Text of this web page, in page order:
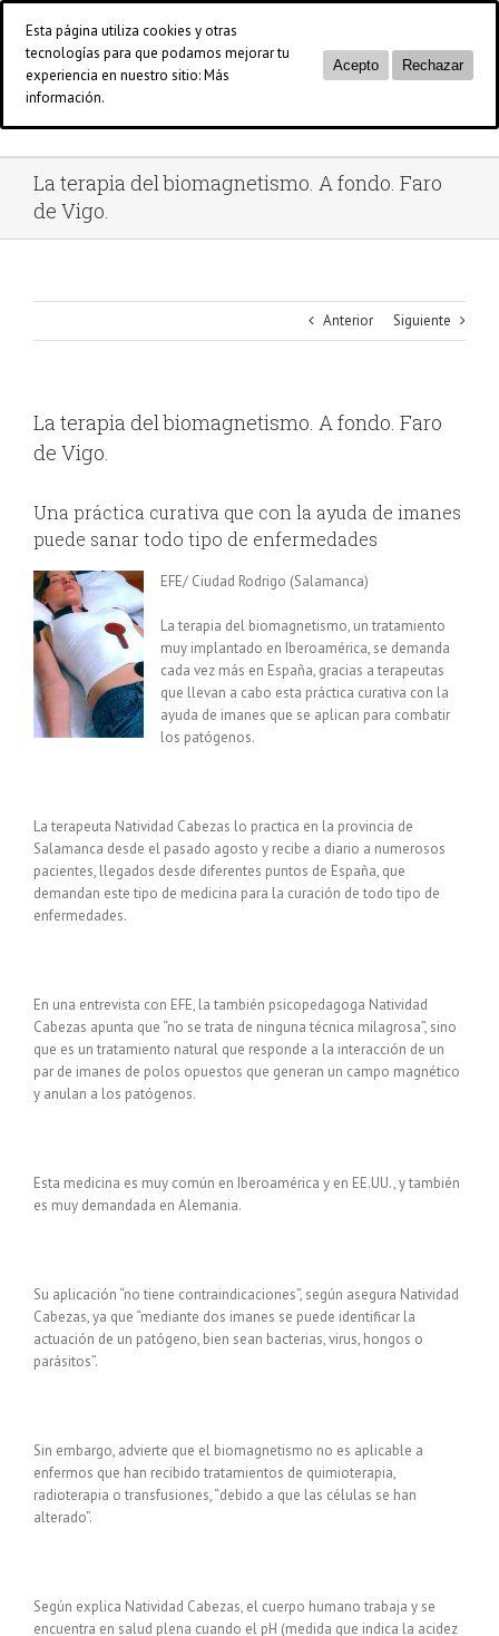
Saltar
contenido
La terapia del biomagnetismo. A fondo. Faro
de Vigo.
Anterior Siguiente
La terapia del biomagnetismo. A fondo. Faro
de Vigo.
Una práctica curativa que con la ayuda de imanes
puede sanar todo tipo de enfermedades
EFE/ Ciudad Rodrigo (Salamanca)
La terapia del biomagnetismo, un tratamiento
muy implantado en Iberoamérica, se demanda
cada vez más en España, gracias a terapeutas
que llevan a cabo esta práctica curativa con la
ayuda de imanes que se aplican para combatir
los patógenos.
La terapeuta Natividad Cabezas lo practica en la provincia de
Salamanca desde el pasado agosto y recibe a diario a numerosos
pacientes, llegados desde diferentes puntos de España, que
demandan este tipo de medicina para la curación de todo tipo de
enfermedades.
En una entrevista con EFE, la también psicopedagoga Natividad
Cabezas apunta que “no se trata de ninguna técnica milagrosa”, sino
que es un tratamiento natural que responde a la interacción de un
par de imanes de polos opuestos que generan un campo magnético
y anulan a los patógenos.
Esta medicina es muy común en Iberoamérica y en EE.UU., y también
es muy demandada en Alemania.
Su aplicación “no tiene contraindicaciones”, según asegura Natividad
Cabezas, ya que “mediante dos imanes se puede identificar la
actuación de un patógeno, bien sean bacterias, virus, hongos o
parásitos”.
Sin embargo, advierte que el biomagnetismo no es aplicable a
enfermos que han recibido tratamientos de quimioterapia,
radioterapia o transfusiones, “debido a que las células se han
alterado”.
Según explica Natividad Cabezas, el cuerpo humano trabaja y se
encuentra en salud plena cuando el pH (medida que indica la acidez
Esta página utiliza cookies y otras
tecnologías para que podamos mejorar tu
experiencia en nuestro sitio:Más
información.
Acepto Rechazar